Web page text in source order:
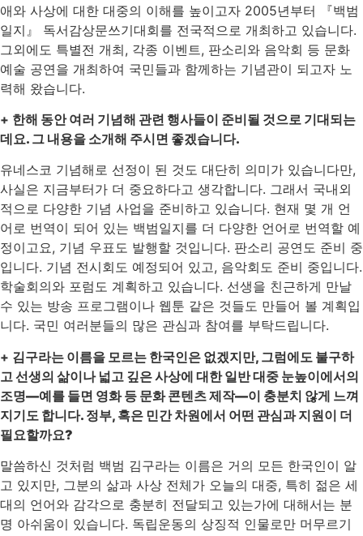
애와 사상에 대한 대중의 이해를 높이고자 2005년부터 『백범
일지』 독서감상문쓰기대회를 전국적으로 개최하고 있습니다.
그외에도 특별전 개최, 각종 이벤트, 판소리와 음악회 등 문화
예술 공연을 개최하여 국민들과 함께하는 기념관이 되고자 노
력해 왔습니다.
+ 한해 동안 여러 기념해 관련 행사들이 준비될 것으로 기대되는
데요. 그 내용을 소개해 주시면 좋겠습니다.
유네스코 기념해로 선정이 된 것도 대단히 의미가 있습니다만,
사실은 지금부터가 더 중요하다고 생각합니다. 그래서 국내외
적으로 다양한 기념 사업을 준비하고 있습니다. 현재 몇 개 언
어로 번역이 되어 있는 백범일지를 더 다양한 언어로 번역할 예
정이고요, 기념 우표도 발행할 것입니다. 판소리 공연도 준비 중
입니다. 기념 전시회도 예정되어 있고, 음악회도 준비 중입니다.
학술회의와 포럼도 계획하고 있습니다. 선생을 친근하게 만날
수 있는 방송 프로그램이나 웹툰 같은 것들도 만들어 볼 계획입
니다. 국민 여러분들의 많은 관심과 참여를 부탁드립니다.
+ 김구라는 이름을 모르는 한국인은 없겠지만, 그럼에도 불구하
고 선생의 삶이나 넓고 깊은 사상에 대한 일반 대중 눈높이에서의
조명—예를 들면 영화 등 문화 콘텐츠 제작—이 충분치 않게 느껴
지기도 합니다. 정부, 혹은 민간 차원에서 어떤 관심과 지원이 더
필요할까요?
말씀하신 것처럼 백범 김구라는 이름은 거의 모든 한국인이 알
고 있지만, 그분의 삶과 사상 전체가 오늘의 대중, 특히 젊은 세
대의 언어와 감각으로 충분히 전달되고 있는가에 대해서는 분
명 아쉬움이 있습니다. 독립운동의 상징적 인물로만 머무르기